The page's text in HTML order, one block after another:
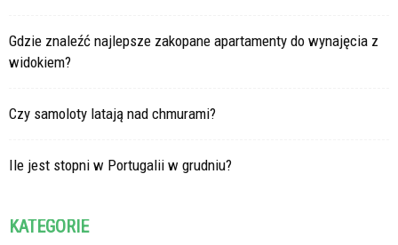
Gdzie znaleźć najlepsze zakopane apartamenty do wynajęcia z
widokiem?
Czy samoloty latają nad chmurami?
Ile jest stopni w Portugalii w grudniu?
KATEGORIE